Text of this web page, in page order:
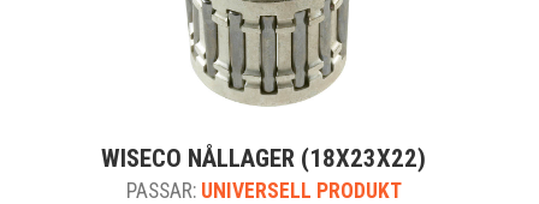
WISECO NÅLLAGER (18X23X22)
PASSAR: UNIVERSELL PRODUKT